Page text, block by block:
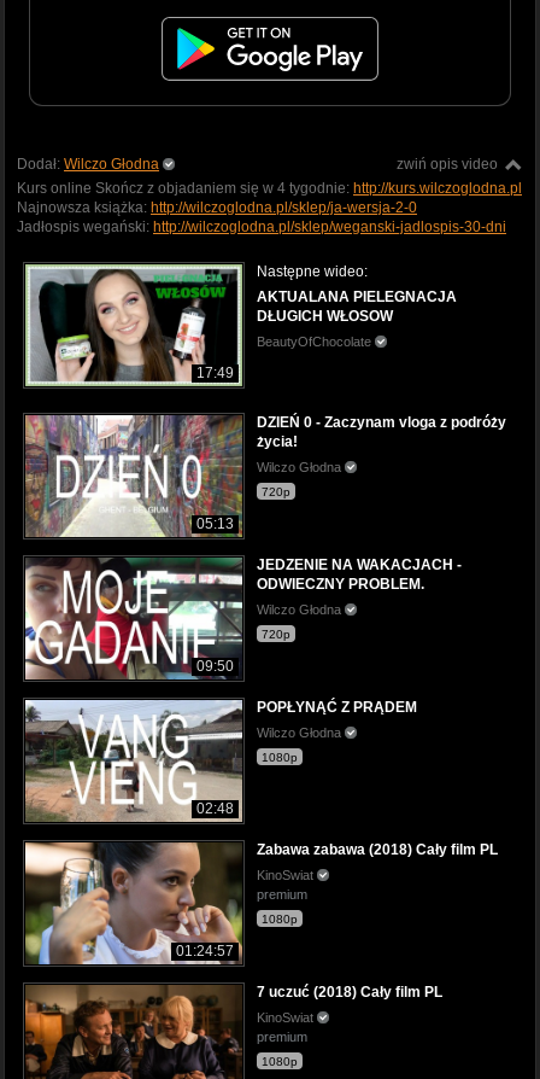
zwiń opis video
Dodał: Wilczo Głodna
Kurs online Skończ z objadaniem się w 4 tygodnie: http://kurs.wilczoglodna.pl
Najnowsza książka: http://wilczoglodna.pl/sklep/ja-wersja-2-0
Jadłospis wegański: http://wilczoglodna.pl/sklep/weganski-jadlospis-30-dni
17:49
Następne wideo:
AKTUALANA PIELEGNACJA
DŁUGICH WŁOSOW
BeautyOfChocolate
05:13
DZIEŃ 0 - Zaczynam vloga z podróży
życia!
Wilczo Głodna
720p
09:50
JEDZENIE NA WAKACJACH -
ODWIECZNY PROBLEM.
Wilczo Głodna
720p
02:48
POPŁYNĄĆ Z PRĄDEM
Wilczo Głodna
1080p
01:24:57
Zabawa zabawa (2018) Cały film PL
KinoSwiat
premium
1080p
7 uczuć (2018) Cały film PL
KinoSwiat
premium
1080p